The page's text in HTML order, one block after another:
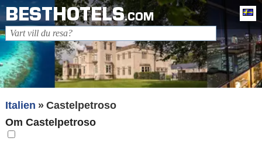
BESTHOTELS.COM
Italien
Castelpetroso
Om Castelpetroso